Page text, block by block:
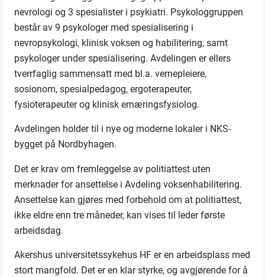
nevrologi og 3 spesialister i psykiatri. Psykologgruppen
består av 9 psykologer med spesialisering i
nevropsykologi, klinisk voksen og habilitering, samt
psykologer under spesialisering. Avdelingen er ellers
tverrfaglig sammensatt med bl.a. vernepleiere,
sosionom, spesialpedagog, ergoterapeuter,
fysioterapeuter og klinisk ernæringsfysiolog.
Avdelingen holder til i nye og moderne lokaler i NKS-
bygget på Nordbyhagen.
Det er krav om fremleggelse av politiattest uten
merknader for ansettelse i Avdeling voksenhabilitering.
Ansettelse kan gjøres med forbehold om at politiattest,
ikke eldre enn tre måneder, kan vises til leder første
arbeidsdag.
Akershus universitetssykehus HF er en arbeidsplass med
stort mangfold. Det er en klar styrke, og avgjørende for å